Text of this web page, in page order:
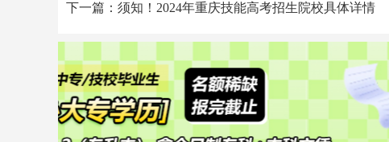
下一篇：须知！2024年重庆技能高考招生院校具体详情